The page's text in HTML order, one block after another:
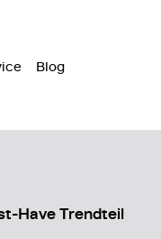
Blog
Have Trendteil